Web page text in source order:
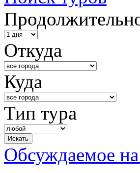
Откуда
Куда
Тип тура
Обсуждаемое